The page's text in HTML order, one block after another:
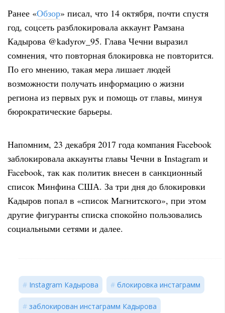
Ранее «Обзор» писал, что 14 октября, почти спустя
год, соцсеть разблокировала аккаунт Рамзана
Кадырова @kadyrov_95. Глава Чечни выразил
сомнения, что повторная блокировка не повторится.
По его мнению, такая мера лишает людей
возможности получать информацию о жизни
региона из первых рук и помощь от главы, минуя
бюрократические барьеры.
Напомним, 23 декабря 2017 года компания Facebook
заблокировала аккаунты главы Чечни в Instagram и
Facebook, так как политик внесен в санкционный
список Минфина США. За три дня до блокировки
Кадыров попал в «список Магнитского», при этом
другие фигуранты списка спокойно пользовались
социальными сетями и далее.
Instagram Кадырова блокировка инстаграмм
заблокирован инстаграмм Кадырова